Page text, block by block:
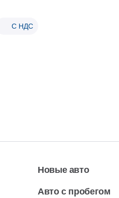
С НДС
Новые авто
Авто с пробегом